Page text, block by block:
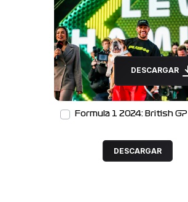
DESCARGAR
Formula 1 2024: British GP
DESCARGAR